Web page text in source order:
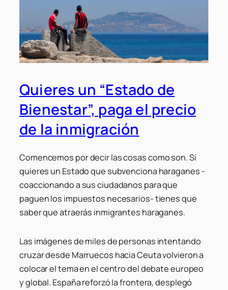
Quieres un “Estado de
Bienestar”, paga el precio
de la inmigración
Comencemos por decir las cosas como son. Si
quieres un Estado que subvenciona haraganes -
coaccionando a sus ciudadanos para que
paguen los impuestos necesarios- tienes que
saber que atraerás inmigrantes haraganes.
Las imágenes de miles de personas intentando
cruzar desde Marruecos hacia Ceuta volvieron a
colocar el tema en el centro del debate europeo
y global. España reforzó la frontera, desplegó